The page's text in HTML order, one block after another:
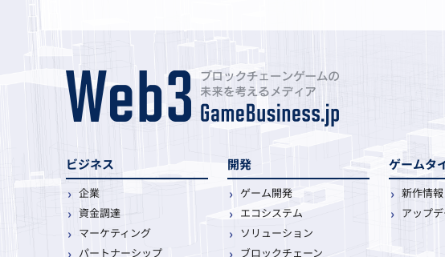
ビジネス
企業
資金調達
マーケティング
パートナーシップ
開発
ゲーム開発
エコシステム
ソリューション
ブロックチェーン
ゲームタ
新作情報
アップ